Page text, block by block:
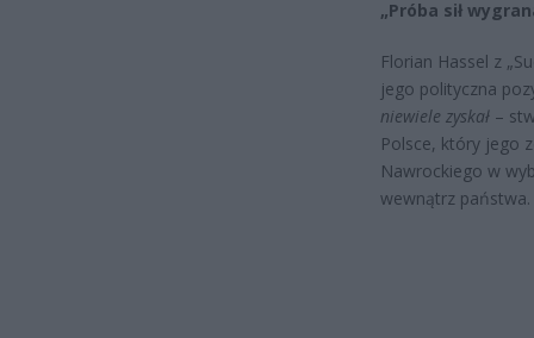
„Próba sił
Florian Hassel z
jego polityczna
niewiele zyskał –
Polsce, który jego
Nawrockiego w
wewnątrz państwa.